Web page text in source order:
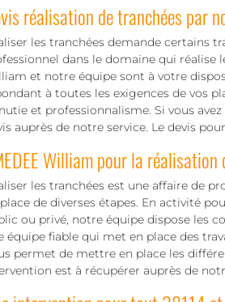
réalisation de tranchées par
les tranchées demande certains
dans le domaine qui réalise
et notre équipe sont à votre
à toutes les exigences de vos
et professionnalisme. Si vous
auprès de notre service. Le devis
William pour la
les tranchées est une affaire de
de diverses étapes. En activité
ou privé, notre équipe dispose les
équipe fiable qui met en place des
permet de mettre en place les
est à récupérer auprès de